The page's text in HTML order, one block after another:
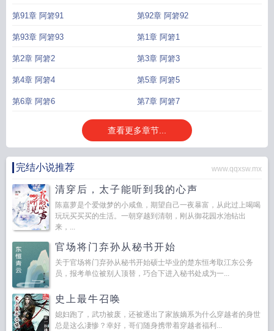
第91章 阿箬91 第92章 阿箬92
第93章 阿箬93 第1章 阿箬1
第2章 阿箬2 第3章 阿箬3
第4章 阿箬4 第5章 阿箬5
第6章 阿箬6 第7章 阿箬7
查看更多章节...
完结小说推荐 www.qqxsw.mx
清穿后，太子能听到我的心声
陈嘉萝是个爱做梦的小咸鱼，期望自己一夜暴富，从此过上喝喝
玩玩买买买的生活。一朝穿越到清朝，刚从御花园水池钻出
来，...
官场将门弃孙从秘书开始
关于官场将门弃孙从秘书开始硕士毕业的楚东恒考取江东公务
员，报考单位被别人顶替，巧合下进入秘书处成为一...
史上最牛召唤
媳妇跑了，武功被废，还被逐出了家族嫡系为什么穿越者的身世
总是这么凄惨？幸好，哥们随身携带着穿越者福利...